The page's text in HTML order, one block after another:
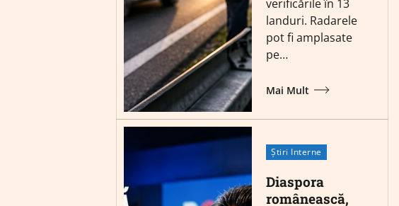
verificările în 13
landuri. Radarele
pot fi amplasate
pe…
Mai Mult
Știri Interne
Diaspora
românească,